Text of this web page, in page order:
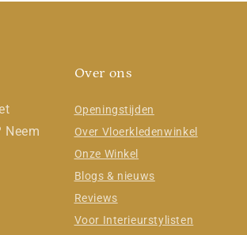
Neem
Over ons
Openingstijden
Over Vloerkledenwinkel
Onze Winkel
Blogs & nieuws
Reviews
Voor Interieurstylisten